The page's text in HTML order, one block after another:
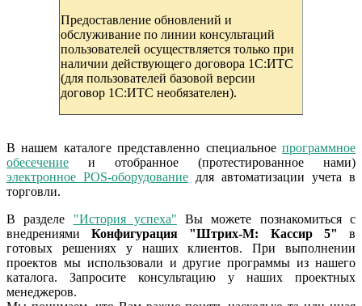
Предоставление обновлений и
обслуживание по линии консультаций
пользователей осуществляется только при
наличии действующего договора 1С:ИТС
(для пользователей базовой версии
договор 1С:ИТС необязателен).
В нашем каталоге представленно специальное программное
обесечение и отобранное (протестированное нами)
электронное POS-оборудование для автоматизации учета в
торговли.
В разделе "История успеха" Вы можете познакомиться с
внедрениямиКонфигурация "Штрих-М: Кассир 5"
в
готовых решениях у наших клиентов. При выполнении
проектов мы использовали и другие программы из нашего
каталога. Запросите консультацию у наших проектных
менеджеров.